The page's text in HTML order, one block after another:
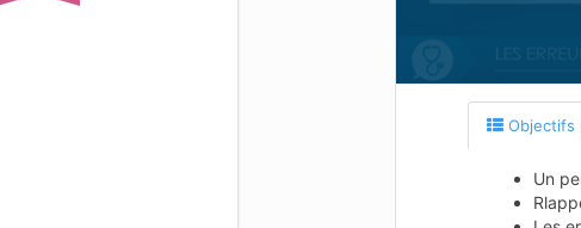
Objectifs
Un